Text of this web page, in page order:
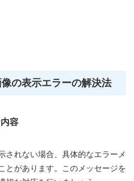
の表示エラーの解決法
容
されない場合、具体的なエラーメ
とがあります。このメッセージを